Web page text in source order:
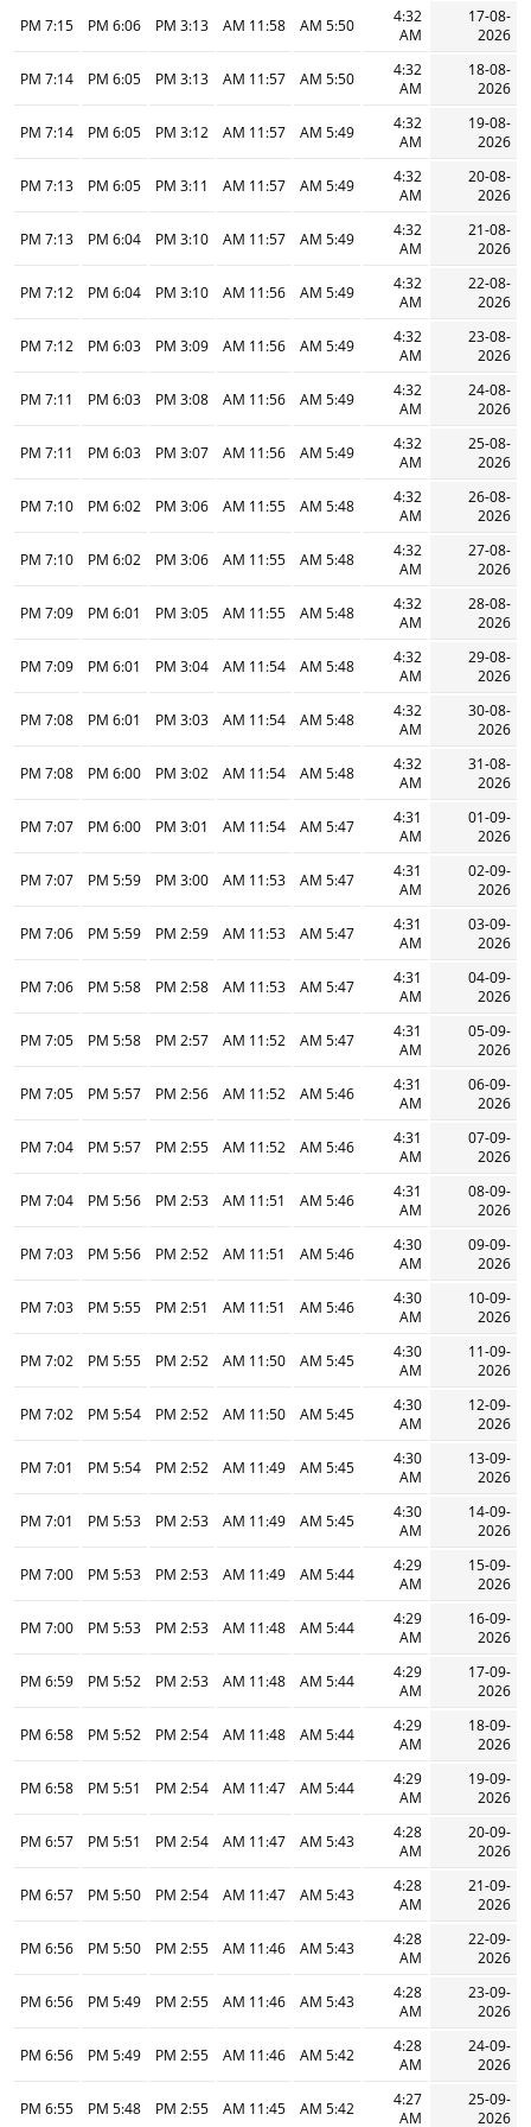
17-08-
2026
4:32
AM
5:50 AM
11:58 AM
3:13 PM
6:06 PM
7:15 PM
18-08-
2026
4:32
AM
5:50 AM
11:57 AM
3:13 PM
6:05 PM
7:14 PM
19-08-
2026
4:32
AM
5:49 AM
11:57 AM
3:12 PM
6:05 PM
7:14 PM
20-08-
2026
4:32
AM
5:49 AM
11:57 AM
3:11 PM
6:05 PM
7:13 PM
21-08-
2026
4:32
AM
5:49 AM
11:57 AM
3:10 PM
6:04 PM
7:13 PM
22-08-
2026
4:32
AM
5:49 AM
11:56 AM
3:10 PM
6:04 PM
7:12 PM
23-08-
2026
4:32
AM
5:49 AM
11:56 AM
3:09 PM
6:03 PM
7:12 PM
24-08-
2026
4:32
AM
5:49 AM
11:56 AM
3:08 PM
6:03 PM
7:11 PM
25-08-
2026
4:32
AM
5:49 AM
11:56 AM
3:07 PM
6:03 PM
7:11 PM
26-08-
2026
4:32
AM
5:48 AM
11:55 AM
3:06 PM
6:02 PM
7:10 PM
27-08-
2026
4:32
AM
5:48 AM
11:55 AM
3:06 PM
6:02 PM
7:10 PM
28-08-
2026
4:32
AM
5:48 AM
11:55 AM
3:05 PM
6:01 PM
7:09 PM
29-08-
2026
4:32
AM
5:48 AM
11:54 AM
3:04 PM
6:01 PM
7:09 PM
30-08-
2026
4:32
AM
5:48 AM
11:54 AM
3:03 PM
6:01 PM
7:08 PM
31-08-
2026
4:32
AM
5:48 AM
11:54 AM
3:02 PM
6:00 PM
7:08 PM
01-09-
2026
4:31
AM
5:47 AM
11:54 AM
3:01 PM
6:00 PM
7:07 PM
02-09-
2026
4:31
AM
5:47 AM
11:53 AM
3:00 PM
5:59 PM
7:07 PM
03-09-
2026
4:31
AM
5:47 AM
11:53 AM
2:59 PM
5:59 PM
7:06 PM
04-09-
2026
4:31
AM
5:47 AM
11:53 AM
2:58 PM
5:58 PM
7:06 PM
05-09-
2026
4:31
AM
5:47 AM
11:52 AM
2:57 PM
5:58 PM
7:05 PM
06-09-
2026
4:31
AM
5:46 AM
11:52 AM
2:56 PM
5:57 PM
7:05 PM
07-09-
2026
4:31
AM
5:46 AM
11:52 AM
2:55 PM
5:57 PM
7:04 PM
08-09-
2026
4:31
AM
5:46 AM
11:51 AM
2:53 PM
5:56 PM
7:04 PM
09-09-
2026
4:30
AM
5:46 AM
11:51 AM
2:52 PM
5:56 PM
7:03 PM
10-09-
2026
4:30
AM
5:46 AM
11:51 AM
2:51 PM
5:55 PM
7:03 PM
11-09-
2026
4:30
AM
5:45 AM
11:50 AM
2:52 PM
5:55 PM
7:02 PM
12-09-
2026
4:30
AM
5:45 AM
11:50 AM
2:52 PM
5:54 PM
7:02 PM
13-09-
2026
4:30
AM
5:45 AM
11:49 AM
2:52 PM
5:54 PM
7:01 PM
14-09-
2026
4:30
AM
5:45 AM
11:49 AM
2:53 PM
5:53 PM
7:01 PM
15-09-
2026
4:29
AM
5:44 AM
11:49 AM
2:53 PM
5:53 PM
7:00 PM
16-09-
2026
4:29
AM
5:44 AM
11:48 AM
2:53 PM
5:53 PM
7:00 PM
17-09-
2026
4:29
AM
5:44 AM
11:48 AM
2:53 PM
5:52 PM
6:59 PM
18-09-
2026
4:29
AM
5:44 AM
11:48 AM
2:54 PM
5:52 PM
6:58 PM
19-09-
2026
4:29
AM
5:44 AM
11:47 AM
2:54 PM
5:51 PM
6:58 PM
20-09-
2026
4:28
AM
5:43 AM
11:47 AM
2:54 PM
5:51 PM
6:57 PM
21-09-
2026
4:28
AM
5:43 AM
11:47 AM
2:54 PM
5:50 PM
6:57 PM
22-09-
2026
4:28
AM
5:43 AM
11:46 AM
2:55 PM
5:50 PM
6:56 PM
23-09-
2026
4:28
AM
5:43 AM
11:46 AM
2:55 PM
5:49 PM
6:56 PM
24-09-
2026
4:28
AM
5:42 AM
11:46 AM
2:55 PM
5:49 PM
6:56 PM
25-09-
2026
4:27
AM
5:42 AM
11:45 AM
2:55 PM
5:48 PM
6:55 PM